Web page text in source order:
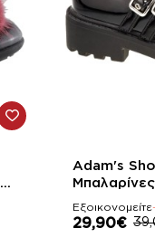
-23%
Adam's
Λουστρίνι
Εξοικονομείτε
29,90€